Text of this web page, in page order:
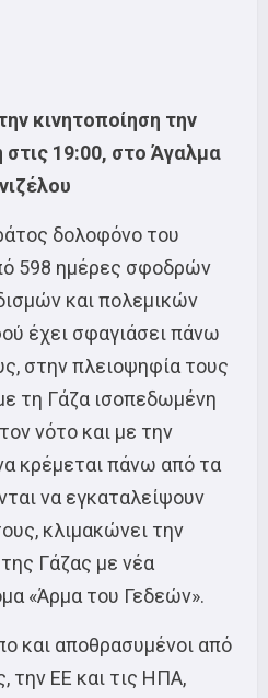
κινητοποίηση την
19:00, στο Άγαλμα
δολοφόνο του
598 ημέρες σφοδρών
και πολεμικών
έχει σφαγιάσει πάνω
στην πλειοψηφία τους
τη Γάζα ισοπεδωμένη
νότο και με την
κρέμεται πάνω από τα
να εγκαταλείψουν
κλιμακώνει την
Γάζας με νέα
«Άρμα του Γεδεών».
και αποθρασυμένοι από
την ΕΕ και τις ΗΠΑ,